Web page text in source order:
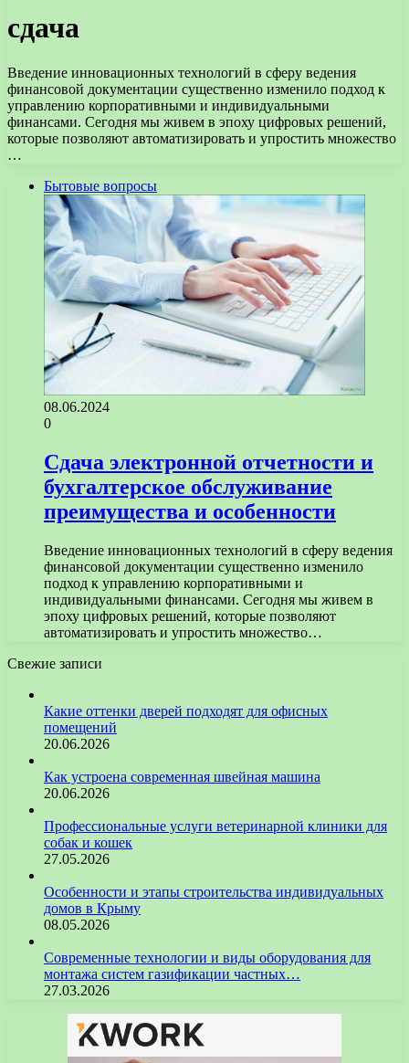
сдача
Введение инновационных технологий в сферу ведения
финансовой документации существенно изменило подход к
управлению корпоративными и индивидуальными
финансами. Сегодня мы живем в эпоху цифровых решений,
которые позволяют автоматизировать и упростить множество
…
Бытовые вопросы
08.06.2024
0
Сдача электронной отчетности и
бухгалтерское обслуживание
преимущества и особенности
Введение инновационных технологий в сферу ведения
финансовой документации существенно изменило
подход к управлению корпоративными и
индивидуальными финансами. Сегодня мы живем в
эпоху цифровых решений, которые позволяют
автоматизировать и упростить множество…
Свежие записи
Какие оттенки дверей подходят для офисных
помещений
20.06.2026
Как устроена современная швейная машина
20.06.2026
Профессиональные услуги ветеринарной клиники для
собак и кошек
27.05.2026
Особенности и этапы строительства индивидуальных
домов в Крыму
08.05.2026
Современные технологии и виды оборудования для
монтажа систем газификации частных…
27.03.2026